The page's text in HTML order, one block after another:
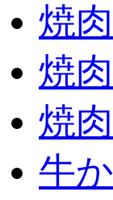
焼肉
焼
焼
牛